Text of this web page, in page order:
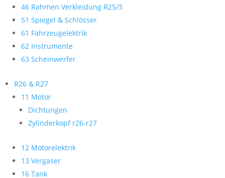
46 Rahmen Verkleidung R25/3
51 Spiegel & Schlösser
61 Fahrzeugelektrik
62 Instrumente
63 Scheinwerfer
R26 & R27
11 Motor
Dichtungen
Zylinderkopf r26-r27
12 Motorelektrik
13 Vergaser
16 Tank